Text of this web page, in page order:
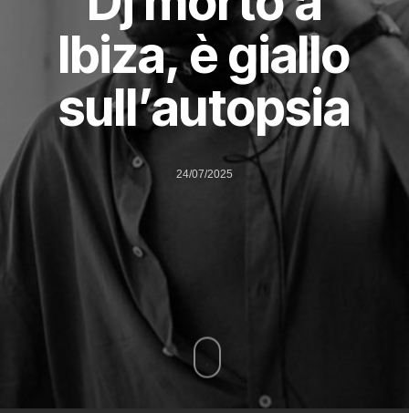
Ibiza, è giallo
sull’autopsia
24/07/2025